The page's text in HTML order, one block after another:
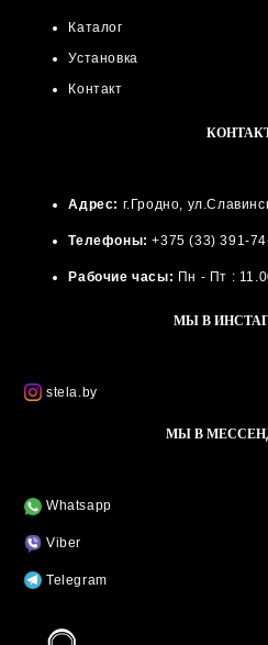
Каталог
Установка
Контакт
Адрес: г.Гродно,
Телефоны: +375 (33) 391-
Рабочие часы: Пн - Пт :
МЫ В
stela.by
МЫ В
Whatsapp
Viber
Telegram